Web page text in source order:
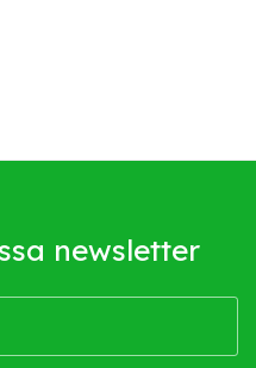
newsletter